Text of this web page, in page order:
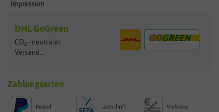
Impressum
DHL GoGreen
CO2 - neutraler
Versand...
Zahlungsarten
Paypal Lastschrift Vorkasse